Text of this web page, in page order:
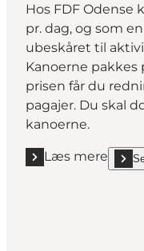
Hos FDF Odense
pr. dag, og som
ubeskåret til
Kanoerne pakkes
prisen får du
pagajer. Du skal
kanoerne.
Læs mere
Læs mere "FDFshow